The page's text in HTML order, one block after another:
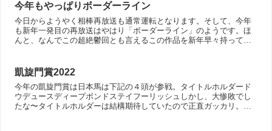
今年もやっぱりボーダーライン
今日からようやく相棒再放送も通常運転となります。そして、今年
も新年一発目の再放送はやはり「ボーダーライン」のようです。ほ
んと、なんでこの超絶鬱回とも言えるこの作品を新年早々持ってく
凱旋門賞2022
今年の凱旋門賞は日本馬は下記の４頭が参戦。タイトルホルダード
ウデュースディープボンドステイフーリッシュしかし、大惨敗でし
たな〜タイトルホルダーは結構期待していたので正直ガッカリ。ま